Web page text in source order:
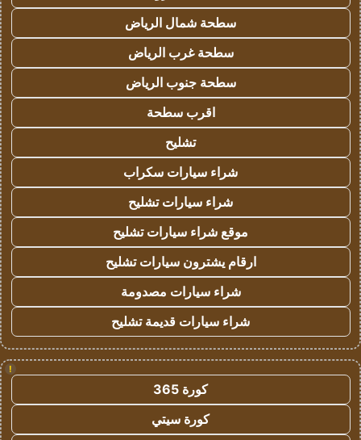
سطحة شمال الرياض
سطحة غرب الرياض
سطحة جنوب الرياض
اقرب سطحة
تشليح
شراء سيارات سكراب
شراء سيارات تشليح
موقع شراء سيارات تشليح
ارقام يشترون سيارات تشليح
شراء سيارات مصدومة
شراء سيارات قديمة تشليح
!
كورة 365
كورة سيتي